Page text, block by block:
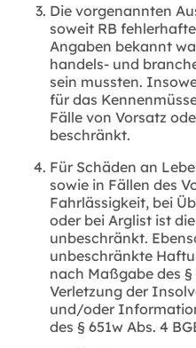
Die vorgenannten
soweit RB
Angaben bekannt
handels- und
sein mussten.
für das
Fälle von Vorsatz
beschränkt.
Für Schäden an
sowie in Fällen des
Fahrlässigkeit, bei
oder bei Arglist ist
unbeschränkt.
unbeschränkte
nach Maßgabe des
Verletzung der
und/oder
des § 651w Abs. 4